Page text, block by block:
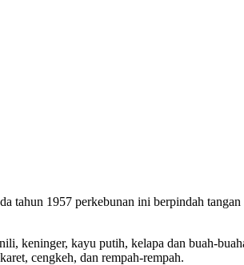
tahun 1957 perkebunan ini berpindah tangan
keninger, kayu putih, kelapa dan buah-
cengkeh, dan rempah-rempah.